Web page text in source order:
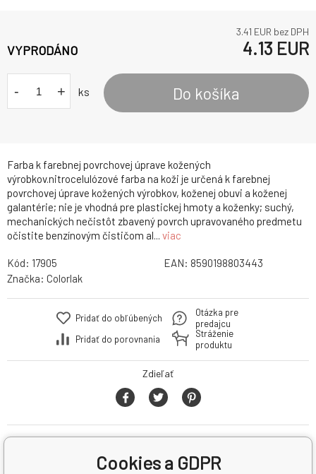
Farba k farebnej povrchovej úprave kožených
výrobkov.nitrocelulózové farba na koži je určená k farebnej
povrchovej úprave kožených výrobkov, koženej obuvi a koženej
galantérie; nie je vhodná pre plastickej hmoty a koženky; suchý,
mechanických nečistôt zbavený povrch upravovaného predmetu
očistite benzínovým čističom al... viac
3.41 EUR bez DPH
VYPRODÁNO 4.13 EUR
- + ks Do košíka
Kód: 17905 EAN: 8590198803443
Značka: Colorlak
Pridať do obľúbených
Pridať do porovnania
Otázka pre
predajcu
Stráženie
produktu
Zdieľať
Recenzia (0)
Cookies a GDPR